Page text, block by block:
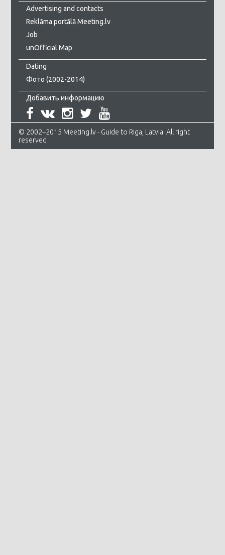
Advertising and contacts
Reklāma portālā Meeting.lv
Job
unOfficial Map
Dating
Фото (2002-2014)
Добавить информацию
© 2002–2015 Meeting.lv - Guide to Riga, Latvia. All right
reserved